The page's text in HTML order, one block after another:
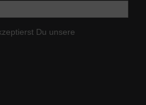
Du unsere